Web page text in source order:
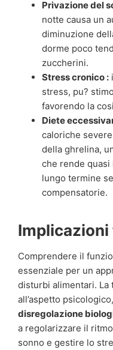
Privazione del
notte causa un
diminuzione
dorme poco
zuccherini.
Stress cronico :
stress, pu?
favorendo la
Diete
caloriche
della ghrelina,
che rende
lungo termine
compensatorie.
Comprendere il
essenziale per un
disturbi alimentari. La
all’aspetto
disregolazione
a regolarizzare il
sonno e gestire lo